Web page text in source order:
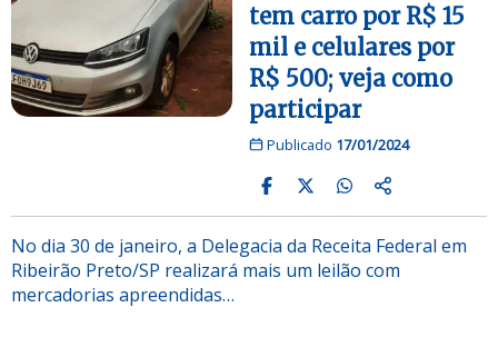
tem carro por R$ 15
mil e celulares por
R$ 500; veja como
participar
Publicado 17/01/2024
No dia 30 de janeiro, a Delegacia da Receita Federal em
Ribeirão Preto/SP realizará mais um leilão com
mercadorias apreendidas…